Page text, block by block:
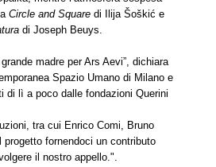
Circle and Square di Ilija Šoškić e
di Joseph Beuys.
madre per Ars Aevi”, dichiara
Spazio Umano di Milano e
di lì a poco dalle fondazioni Querini
tra cui Enrico Comi, Bruno
fornendoci un contributo
il nostro appello.".